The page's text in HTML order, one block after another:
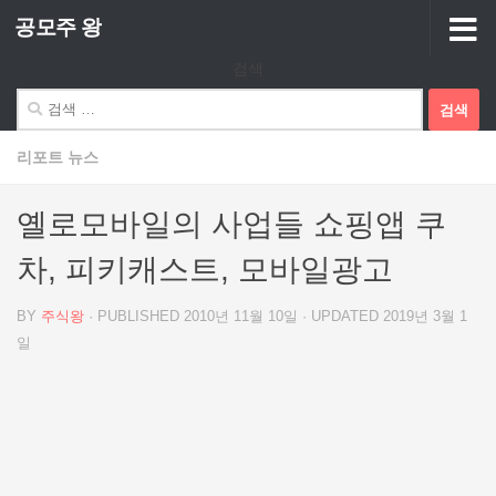
Skip to content
공모주 왕
색:
리포트 뉴스
옐로모바일의 사업들 쇼핑앱 쿠
차, 피키캐스트, 모바일광고
BY 주식왕 · PUBLISHED 2010년 11월 10일 · UPDATED 2019년 3월 1
일